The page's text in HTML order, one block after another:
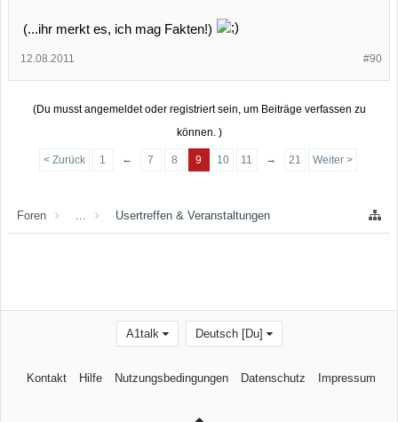
(...ihr merkt es, ich mag Fakten!)
#90
12.08.2011
(Du musst angemeldet oder registriert sein, um Beiträge verfassen zu
können. )
< Zurück 1 ← 7 8 9 10 11 → 21 Weiter >
Foren ... Usertreffen & Veranstaltungen
A1talk Deutsch [Du]
Kontakt Hilfe Nutzungsbedingungen Datenschutz Impressum